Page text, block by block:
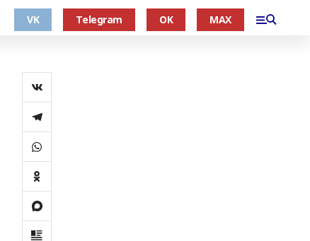
VK Telegram OK MAX